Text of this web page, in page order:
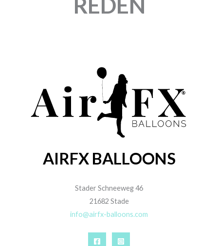
AIRFX BALLOONS
Stader Schneeweg 46
21682 Stade
info@airfx-balloons.com